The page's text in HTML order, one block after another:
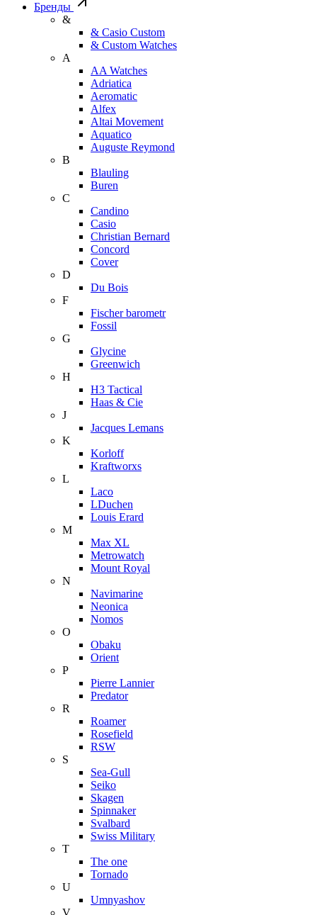
Бренды
&
& Casio Custom
& Custom Watches
A
AA Watches
Adriatica
Aeromatic
Alfex
Altai Movement
Aquatico
Auguste Reymond
B
Blauling
Buren
C
Candino
Casio
Christian Bernard
Concord
Cover
D
Du Bois
F
Fischer barometr
Fossil
G
Glycine
Greenwich
H
H3 Tactical
Haas & Cie
J
Jacques Lemans
K
Korloff
Kraftworxs
L
Laco
LDuchen
Louis Erard
M
Max XL
Metrowatch
Mount Royal
N
Navimarine
Neonica
Nomos
O
Obaku
Orient
P
Pierre Lannier
Predator
R
Roamer
Rosefield
RSW
S
Sea-Gull
Seiko
Skagen
Spinnaker
Svalbard
Swiss Military
T
The one
Tornado
U
Umnyashov
V